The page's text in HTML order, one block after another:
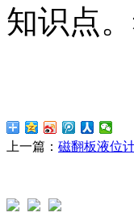
知识点
上一篇： 磁翻板液位